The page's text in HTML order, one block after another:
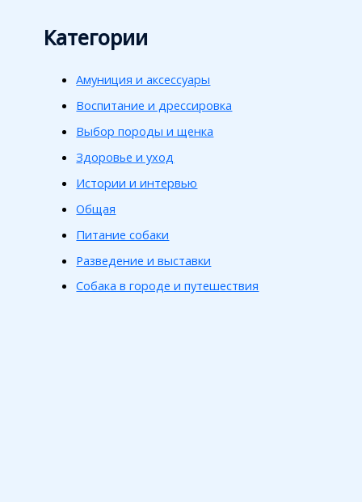
Категории
Амуниция и аксессуары
Воспитание и дрессировка
Выбор породы и щенка
Здоровье и уход
Истории и интервью
Общая
Питание собаки
Разведение и выставки
Собака в городе и путешествия